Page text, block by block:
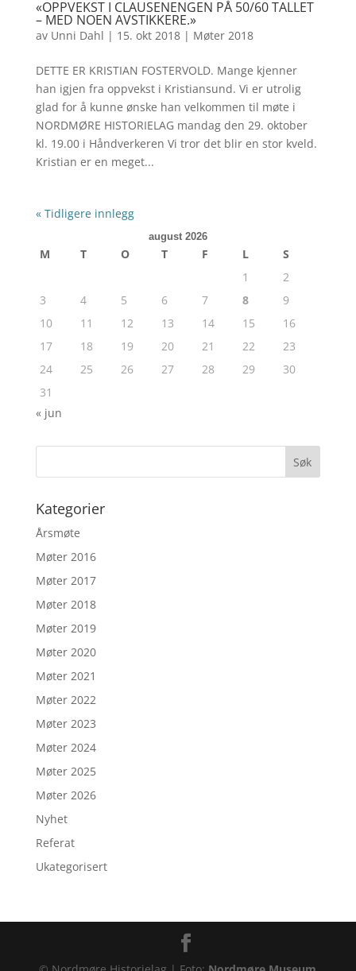
«OPPVEKST I CLAUSENENGEN PÅ 50/60 TALLET
– MED NOEN AVSTIKKERE.»
av Unni Dahl | 15. okt 2018| Møter 2018
DETTE ER KRISTIAN FOSTERVOLD. Mange kjenner
han igjen fra oppvekst i Kristiansund. Vi er utrolig
glad for å kunne ønske han velkommen til møte i
NORDMØRE HISTORIELAG mandag den 29. oktober
kl. 19.00 i Håndverkeren Vi tror det blir en stor kveld.
Kristian er en meget...
« Tidligere innlegg
august 2026
M T O T F L
S
1
2
3
4 5 6 7 8
9
10
11 12 13 14 15
16
17
18 19 20 21 22
23
24
25 26 27 28 29
30
31
« jun
Kategorier
Årsmøte
Møter 2016
Møter 2017
Møter 2018
Møter 2019
Møter 2020
Møter 2021
Møter 2022
Møter 2023
Møter 2024
Møter 2025
Møter 2026
Nyhet
Referat
Ukategorisert